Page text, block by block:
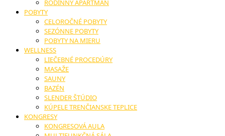
RODINNÝ APARTMÁN
POBYTY
CELOROČNÉ POBYTY
SEZÓNNE POBYTY
POBYTY NA MIERU
WELLNESS
LIEČEBNÉ PROCEDÚRY
MASAŽE
SAUNY
BAZÉN
SLENDER ŠTÚDIO
KÚPELE TRENČIANSKE TEPLICE
KONGRESY
KONGRESOVÁ AULA